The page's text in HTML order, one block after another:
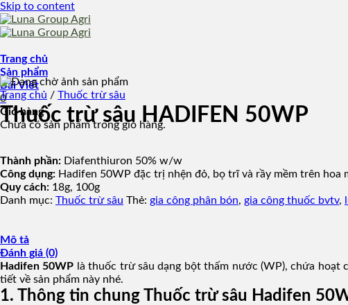
Skip to content
Trang chủ
Sản phẩm
Bài Viết
0
Giỏ hàng
Chưa có sản phẩm trong giỏ hàng.
Trang chủ / Thuốc trừ sâu
Thuốc trừ sâu HADIFEN 50WP
Thành phần: Diafenthiuron 50% w/w
Công dụng: Hadifen 50WP đặc trị nhện đỏ, bọ trĩ và rầy mềm trên hoa
Quy cách: 18g, 100g
Danh mục: Thuốc trừ sâu Thẻ: gia công phân bón, gia công thuốc bvtv,
Mô tả
Đánh giá (0)
Hadifen 50WP là thuốc trừ sâu dạng bột thấm nước (WP), chứa
tiết về sản phẩm này nhé.
1. Thông tin chung Thuốc trừ sâu Hadifen